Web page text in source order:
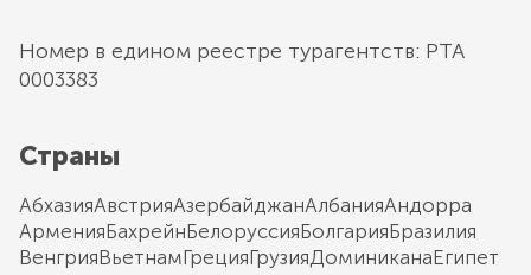
Номер в едином реестре турагентств: РТА
0003383
Страны
АбхазияАвстрияАзербайджанАлбанияАндорра
АрменияБахрейнБелоруссияБолгарияБразилия
ВенгрияВьетнамГрецияГрузияДоминиканаЕгипет